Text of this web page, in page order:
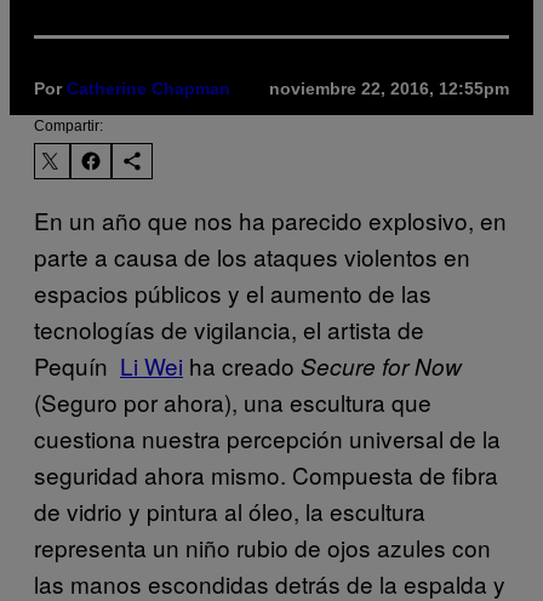
PorCatherine Chapman noviembre 22, 2016, 12:55pm
Compartir:
En un año que nos ha parecido explosivo, en
parte a causa de los ataques violentos en
espacios públicos y el aumento de las
tecnologías de vigilancia, el artista de
Pequín Li Wei ha creado Secure for Now
(Seguro por ahora), una escultura que
cuestiona nuestra percepción universal de la
seguridad ahora mismo. Compuesta de fibra
de vidrio y pintura al óleo, la escultura
representa un niño rubio de ojos azules con
las manos escondidas detrás de la espalda y